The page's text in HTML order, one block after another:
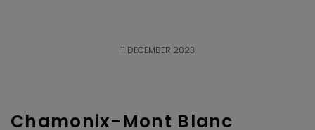
11 DECEMBER 2023
Chamonix-Mont Blanc